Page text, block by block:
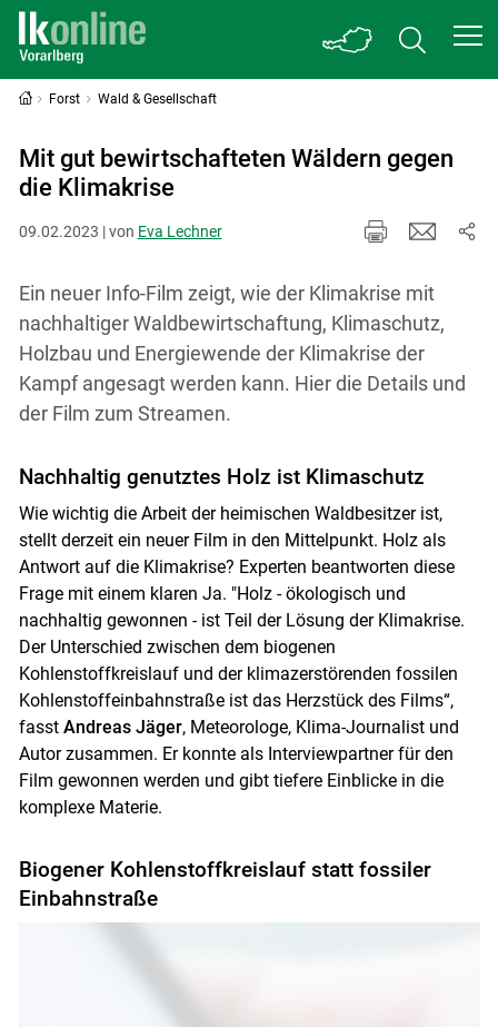
Skip to main content
Forst Wald & Gesellschaft
Mit gut bewirtschafteten Wäldern gegen
die Klimakrise
09.02.2023 | von Eva Lechner
Ein neuer Info-Film zeigt, wie der Klimakrise mit
nachhaltiger Waldbewirtschaftung, Klimaschutz,
Holzbau und Energiewende der Klimakrise der
Kampf angesagt werden kann. Hier die Details und
der Film zum Streamen.
Nachhaltig genutztes Holz ist Klimaschutz
Wie wichtig die Arbeit der heimischen Waldbesitzer ist,
stellt derzeit ein neuer Film in den Mittelpunkt. Holz als
Antwort auf die Klimakrise? Experten beantworten diese
Frage mit einem klaren Ja. "Holz - ökologisch und
nachhaltig gewonnen - ist Teil der Lösung der Klimakrise.
Der Unterschied zwischen dem biogenen
Kohlenstoffkreislauf und der klimazerstörenden fossilen
Kohlenstoffeinbahnstraße ist das Herzstück des Films“,
fasst Andreas Jäger, Meteorologe, Klima-Journalist und
Autor zusammen. Er konnte als Interviewpartner für den
Film gewonnen werden und gibt tiefere Einblicke in die
komplexe Materie.
Biogener Kohlenstoffkreislauf statt fossiler
Einbahnstraße